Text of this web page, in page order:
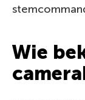
Wie